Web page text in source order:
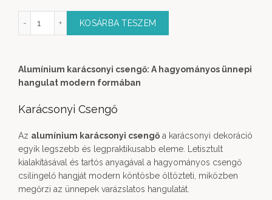
csengő mennyiség
KOSÁRBA TESZEM
Alumínium karácsonyi csengő: A hagyományos ünnepi
hangulat modern formában
Karácsonyi Csengő
Az alumínium karácsonyi csengő a karácsonyi dekoráció
egyik legszebb és legpraktikusabb eleme. Letisztult
kialakításával és tartós anyagával a hagyományos csengő
csilingelő hangját modern köntösbe öltözteti, miközben
megőrzi az ünnepek varázslatos hangulatát.